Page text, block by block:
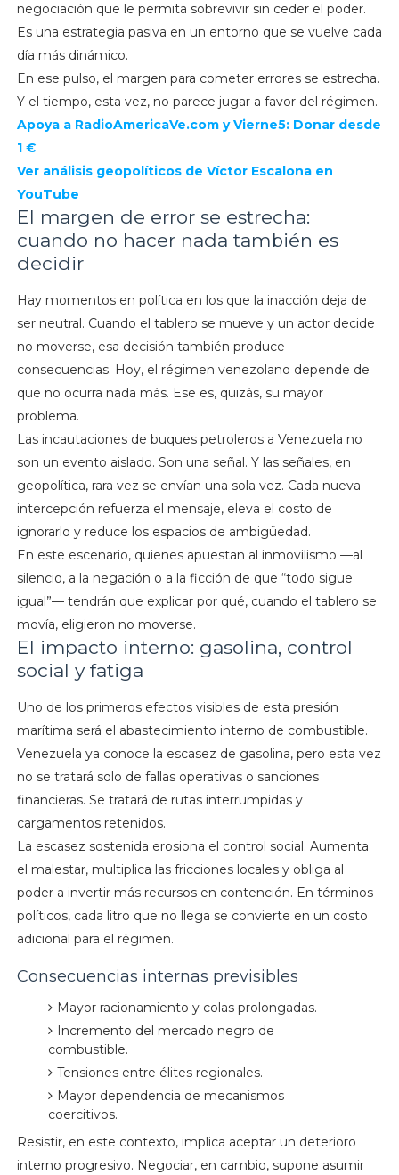
negociación que le permita sobrevivir sin ceder el poder.
Es una estrategia pasiva en un entorno que se vuelve cada
día más dinámico.
En ese pulso, el margen para cometer errores se estrecha.
Y el tiempo, esta vez, no parece jugar a favor del régimen.
Apoya a RadioAmericaVe.com yVierne5: Donar desde
1 €
Ver análisis geopolíticos de Víctor Escalona en
YouTube
El margen de error se estrecha:
cuando no hacer nada también es
decidir
Hay momentos en política en los que la inacción deja de
ser neutral. Cuando el tablero se mueve y un actor decide
no moverse, esa decisión también produce
consecuencias. Hoy, el régimen venezolano depende de
que no ocurra nada más. Ese es, quizás, su mayor
problema.
Las incautaciones de buques petroleros a Venezuela no
son un evento aislado. Son una señal. Y las señales, en
geopolítica, rara vez se envían una sola vez. Cada nueva
intercepción refuerza el mensaje, eleva el costo de
ignorarlo y reduce los espacios de ambigüedad.
En este escenario, quienes apuestan al inmovilismo —al
silencio, a la negación o a la ficción de que “todo sigue
igual”— tendrán que explicar por qué, cuando el tablero se
movía, eligieron no moverse.
El impacto interno: gasolina, control
social y fatiga
Uno de los primeros efectos visibles de esta presión
marítima será el abastecimiento interno de combustible.
Venezuela ya conoce la escasez de gasolina, pero esta vez
no se tratará solo de fallas operativas o sanciones
financieras. Se tratará de rutas interrumpidas y
cargamentos retenidos.
La escasez sostenida erosiona el control social. Aumenta
el malestar, multiplica las fricciones locales y obliga al
poder a invertir más recursos en contención. En términos
políticos, cada litro que no llega se convierte en un costo
adicional para el régimen.
Consecuencias internas previsibles
Mayor racionamiento y colas prolongadas.
Incremento del mercado negro de
combustible.
Tensiones entre élites regionales.
Mayor dependencia de mecanismos
coercitivos.
Resistir, en este contexto, implica aceptar un deterioro
interno progresivo. Negociar, en cambio, supone asumir